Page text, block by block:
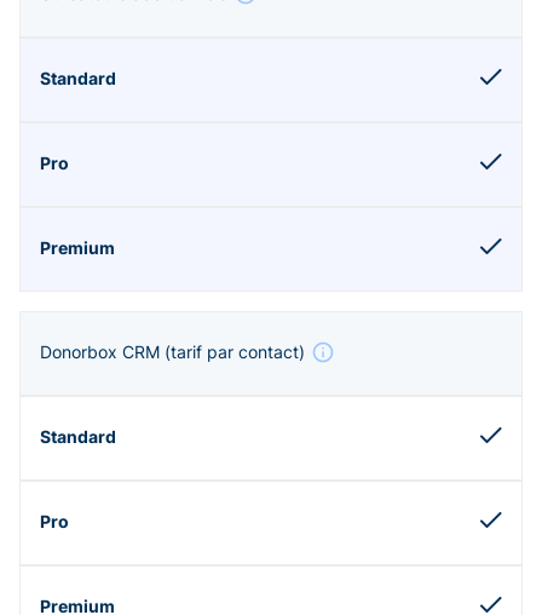
Donorbox CRM (tarif par contact)